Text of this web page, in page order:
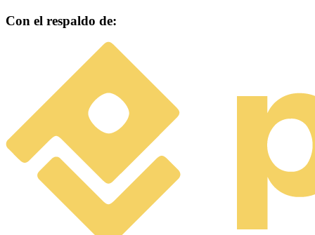
Con el respaldo de: